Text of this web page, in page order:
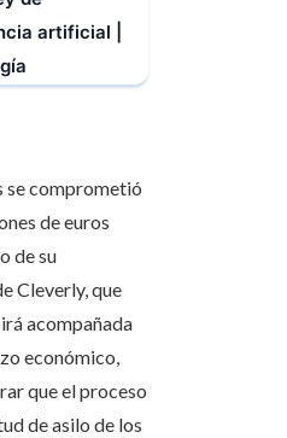
artificial |
se comprometió
de euros
de su
Cleverly, que
irá acompañada
económico,
que el proceso
de asilo de los